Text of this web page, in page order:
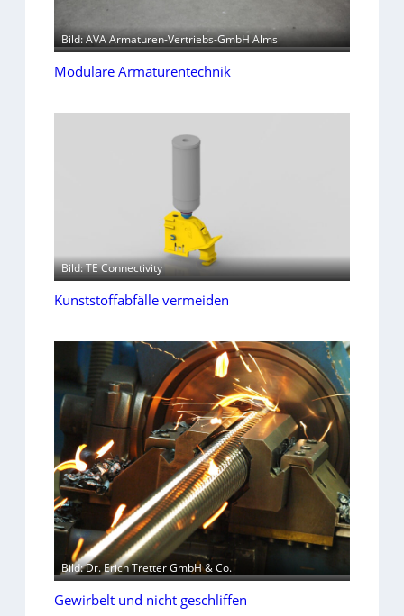
Bild: AVA Armaturen-Vertriebs-GmbH Alms
Modulare Armaturentechnik
Bild: TE Connectivity
Kunststoffabfälle vermeiden
Bild: Dr. Erich Tretter GmbH & Co.
Gewirbelt und nicht geschliffen